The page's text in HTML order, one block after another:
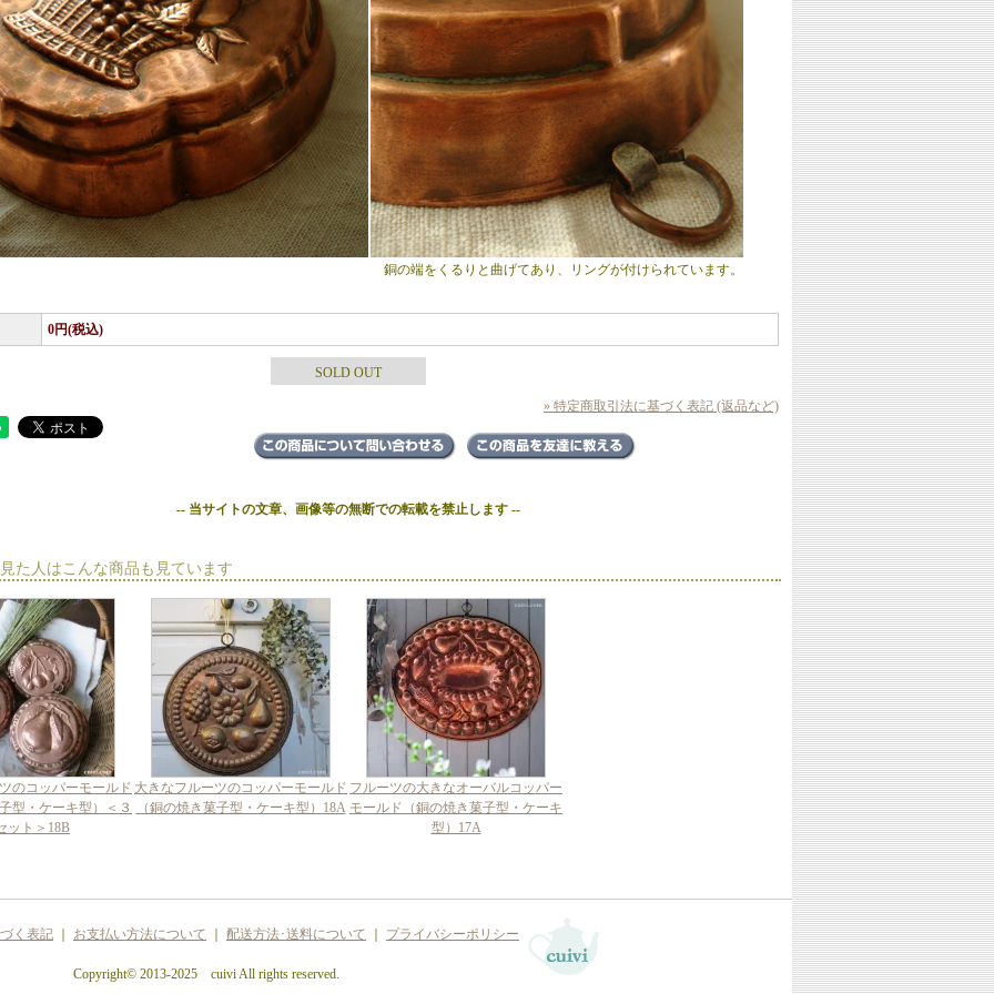
銅の端をくるりと曲げてあり、リングが付けられています。
0円(税込)
SOLD OUT
» 特定商取引法に基づく表記 (返品など)
-- 当サイトの文章、画像等の無断での転載を禁止します --
た人はこんな商品も見ています
のコッパーモールド
型・ケーキ型）＜３
ット＞18B
大きなフルーツのコッパーモールド
（銅の焼き菓子型・ケーキ型）18A
フルーツの大きなオーバルコッパー
モールド（銅の焼き菓子型・ケーキ
型）17A
く表記 お支払い方法について 配送方法･送料について プライバシーポリシー
Copyright© 2013-2025 cuivi All rights reserved.